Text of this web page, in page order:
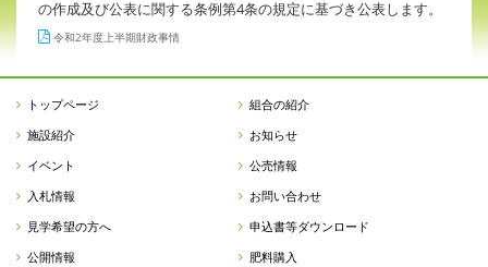
の作成及び公表に関する条例第4条の規定に基づき公表します。
令和2年度上半期財政事情
トップページ
組合の紹介
施設紹介
お知らせ
イベント
公売情報
入札情報
お問い合わせ
見学希望の方へ
申込書等ダウンロード
公開情報
肥料購入